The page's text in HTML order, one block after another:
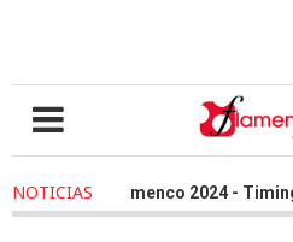
NOTICIAS
Love Flamenco 2024 - Timing